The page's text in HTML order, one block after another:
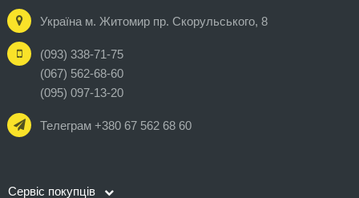
Україна м. Житомир пр. Скорульського, 8
(093) 338-71-75
(067) 562-68-60
(095) 097-13-20
Телеграм +380 67 562 68 60
Сервіс покупців